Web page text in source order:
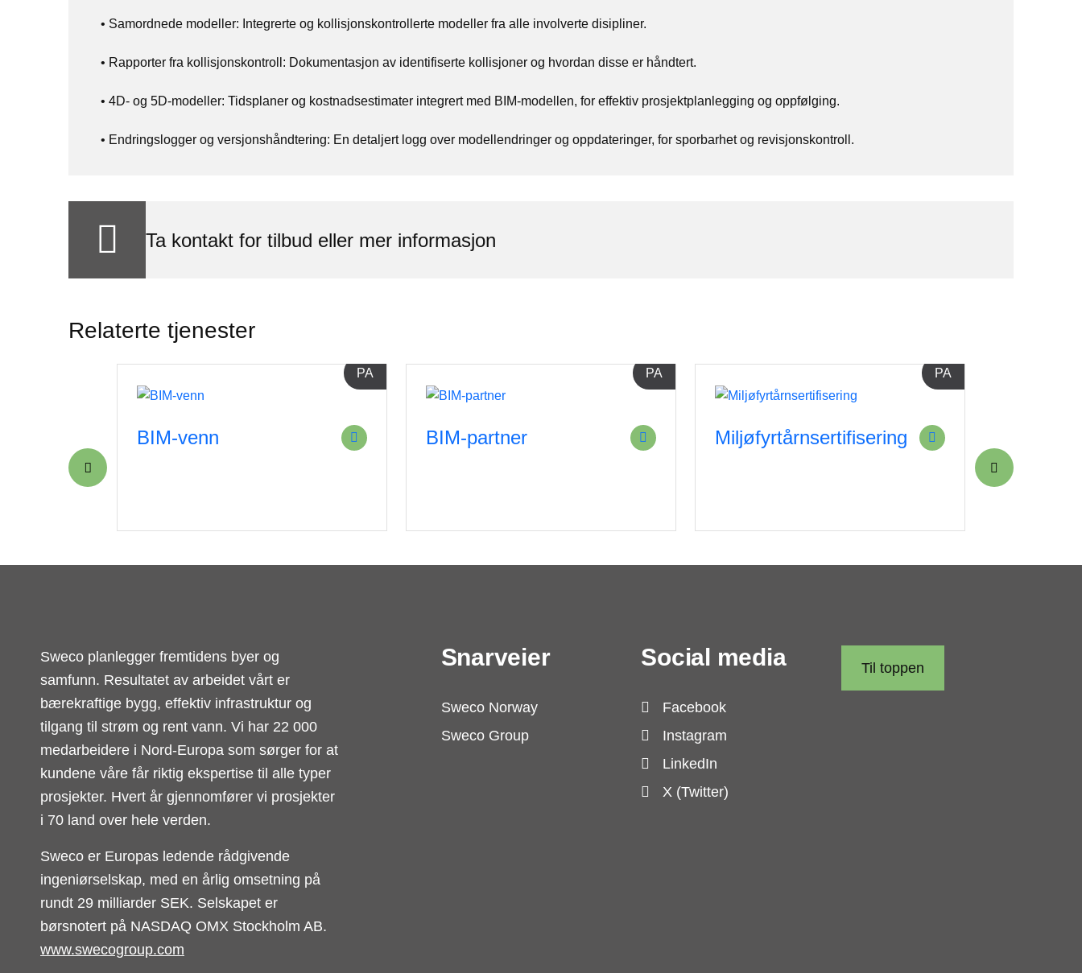
• Samordnede modeller: Integrerte og kollisjonskontrollerte modeller fra alle involverte disipliner.
• Rapporter fra kollisjonskontroll: Dokumentasjon av identifiserte kollisjoner og hvordan disse er håndtert.
• 4D- og 5D-modeller: Tidsplaner og kostnadsestimater integrert med BIM-modellen, for effektiv prosjektplanlegging og oppfølging.
• Endringslogger og versjonshåndtering: En detaljert logg over modellendringer og oppdateringer, for sporbarhet og revisjonskontroll.
Ta kontakt for tilbud eller mer informasjon
Relaterte tjenester
PA
BIM-venn
PA
BIM-partner
PA
Miljøfyrtårnsertifisering
Sweco planlegger fremtidens byer og
samfunn. Resultatet av arbeidet vårt er
bærekraftige bygg, effektiv infrastruktur og
tilgang til strøm og rent vann. Vi har 22 000
medarbeidere i Nord-Europa som sørger for at
kundene våre får riktig ekspertise til alle typer
prosjekter. Hvert år gjennomfører vi prosjekter
i 70 land over hele verden.
Sweco er Europas ledende rådgivende
ingeniørselskap, med en årlig omsetning på
rundt 29 milliarder SEK. Selskapet er
børsnotert på NASDAQ OMX Stockholm AB.
www.swecogroup.com
Snarveier
Sweco Norway
Sweco Group
Social media
Facebook
Instagram
LinkedIn
X (Twitter)
Til toppen